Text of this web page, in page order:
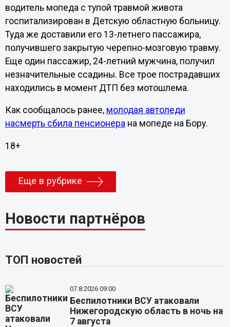
водитель мопеда с тупой травмой живота
госпитализирован в Детскую областную больницу.
Туда же доставили его 13-летнего пассажира,
получившего закрытую черепно-мозговую травму.
Еще один пассажир, 24-летний мужчина, получил
незначительные ссадины. Все трое пострадавших
находились в момент ДТП без мотошлема.
Как сообщалось ранее, молодая автоледи
насмерть сбила пенсионерана мопеде на Бору.
18+
Еще в рубрике
Новости партнёров
ТОП новостей
07.8.2026 09:00
Беспилотники ВСУ атаковали
Нижегородскую область в ночь на
7 августа